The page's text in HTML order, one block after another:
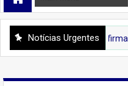
Notícias Urgentes
Cadore Reafirma